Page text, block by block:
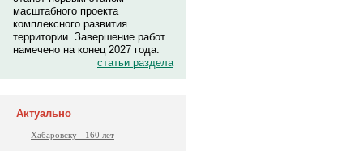
масштабного проекта
комплексного развития
территории. Завершение работ
намечено на конец 2027 года.
статьи раздела
Актуально
Хабаровску - 160 лет